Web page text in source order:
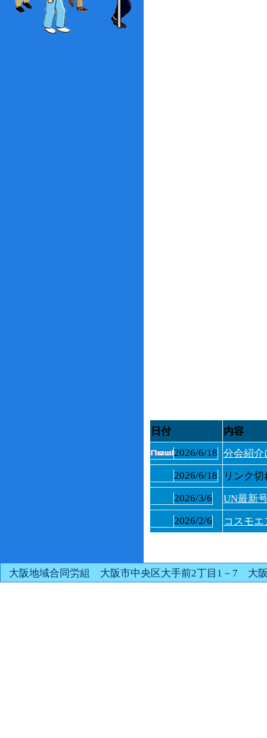
日付
内容
2026/6/18 分会紹介
2026/6/18
リンク
2026/3/6
UN最新
2026/2/6
コスモ
大阪地域合同労組 大阪市中央区大手前2丁目1－7 大